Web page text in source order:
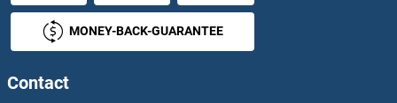
LAMB2 Kits ELISA
LAMb4 Kits ELISA
MONEY-BACK-GUARANTEE
Contact